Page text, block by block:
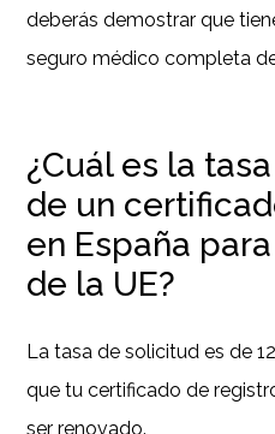
deberás demostrar que
seguro médico completa
¿Cuál es la
de un
en España
de la UE?
La tasa de solicitud es de
que tu certificado de
ser renovado.